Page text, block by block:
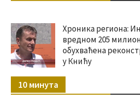
Хроника региона:
вредном 205
обухваћена
у Книћу
10 минута